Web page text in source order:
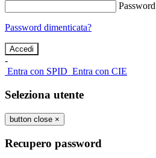
Password
Password dimenticata?
-
Entra con SPID Entra con CIE
Seleziona utente
button close ×
Recupero password